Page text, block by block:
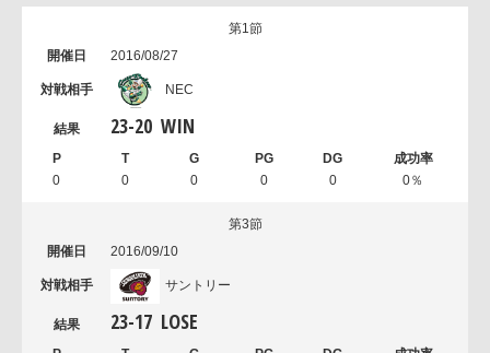
第1節
2016/08/27
NEC
23-20 WIN
0 0 0 0 0 0％
第3節
2016/09/10
サントリー
23-17 LOSE